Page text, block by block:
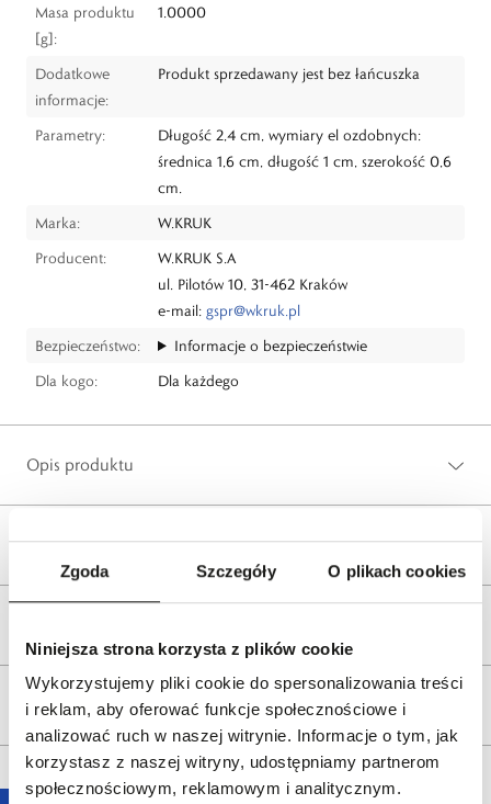
Zgoda Szczegóły O plikach cookies
Niniejsza strona korzysta z plików cookie
Wykorzystujemy pliki cookie do spersonalizowania treści
i reklam, aby oferować funkcje społecznościowe i
analizować ruch w naszej witrynie. Informacje o tym, jak
korzystasz z naszej witryny, udostępniamy partnerom
społecznościowym, reklamowym i analitycznym.
Masa produktu
[g]:
1.0000
Dodatkowe
informacje:
Produkt sprzedawany jest bez łańcuszka
Parametry:
Długość 2,4 cm, wymiary el ozdobnych:
średnica 1,6 cm, długość 1 cm, szerokość 0,6
cm.
Marka:
W.KRUK
Producent:
W.KRUK S.A
ul. Pilotów 10, 31-462 Kraków
e-mail: gspr@wkruk.pl
Bezpieczeństwo:
Informacje o bezpieczeństwie
Dla kogo:
Dla każdego
Opis produktu
Wysyłka
Tagi